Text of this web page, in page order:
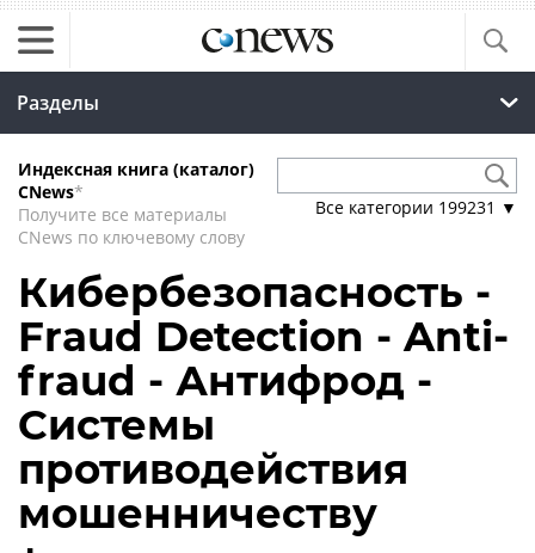
Разделы
Индексная книга (каталог)
CNews*
Получите все материалы
CNews по ключевому слову
Все категории 199231 ▼
Кибербезопасность -
Fraud Detection - Anti-
fraud - Антифрод -
Системы
противодействия
мошенничеству